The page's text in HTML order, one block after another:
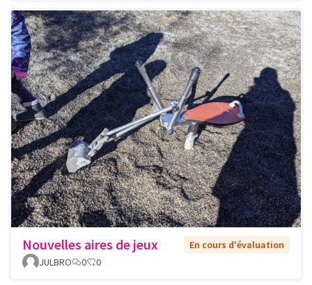
Nouvelles aires de jeux
En cours d'évaluation
JULBRO
0 0